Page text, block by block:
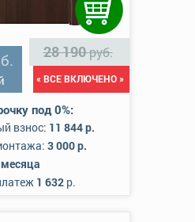
28 190руб.
« ВСЕ ВКЛЮЧЕНО »
под 0%:
взнос: 11 844 р.
3 000 р.
1 632р.